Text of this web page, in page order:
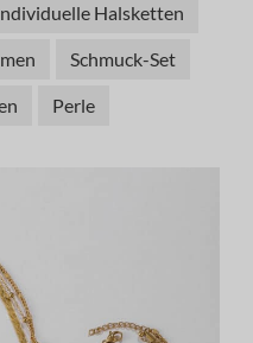
Halsketten
Schmuck-Set
Perle